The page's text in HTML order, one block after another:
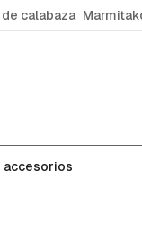
calabaza
accesorios